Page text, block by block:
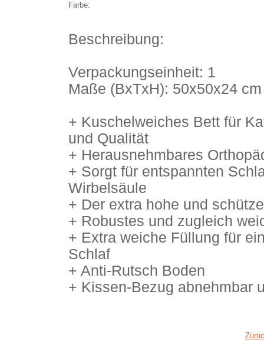
Farbe:
Beschreibung:
Verpackungseinheit: 1
Maße (BxTxH): 50x50x24 cm
+ Kuschelweiches Bett für
und Qualität
+ Herausnehmbares
+ Sorgt für entspannten
Wirbelsäule
+ Der extra hohe und
+ Robustes und zugleich
+ Extra weiche Füllung für
Schlaf
+ Anti-Rutsch Boden
+ Kissen-Bezug abnehmbar